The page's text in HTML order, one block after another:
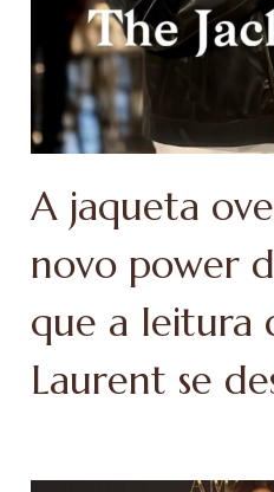
A jaqueta
novo power
que a leitura
Laurent se